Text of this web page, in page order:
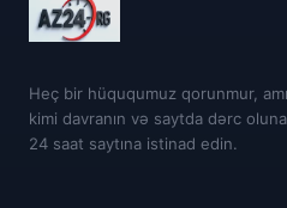
Heç bir hüququmuz qorunmur,
kimi davranın və saytda dərc
24 saat saytına istinad edin.